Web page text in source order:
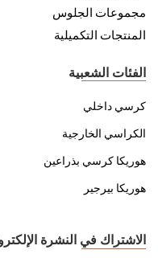
مجموعات الجلوس
المنتجات التكميلية
الفئات الشعبية
كرسي داخلي
الكراسي الخارجية
هوريكا كرسي بذراعين
هوريكا بيرجير
الاشتراك في النشرة